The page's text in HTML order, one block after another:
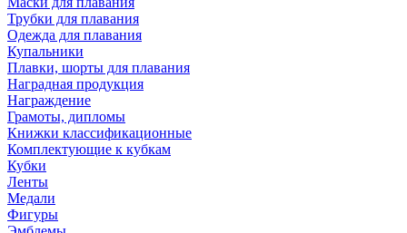
Трубки для плавания
Одежда для плавания
Купальники
Плавки, шорты для плавания
Наградная продукция
Награждение
Грамоты, дипломы
Книжки классификационные
Комплектующие к кубкам
Кубки
Ленты
Медали
Фигуры